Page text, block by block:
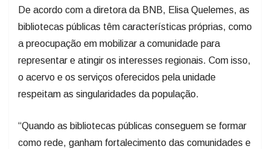
De acordo com a diretora da BNB, Elisa Quelemes, as
bibliotecas públicas têm características próprias, como
a preocupação em mobilizar a comunidade para
representar e atingir os interesses regionais. Com isso,
o acervo e os serviços oferecidos pela unidade
respeitam as singularidades da população.
“Quando as bibliotecas públicas conseguem se formar
como rede, ganham fortalecimento das comunidades e